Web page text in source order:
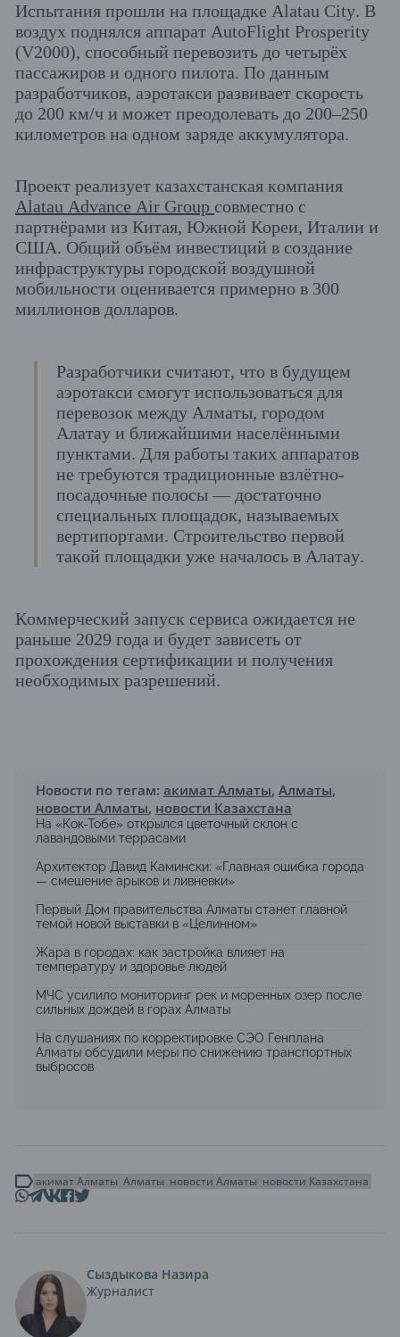
Испытания прошли на площадке Alatau City. В
воздух поднялся аппарат AutoFlight Prosperity
(V2000), способный перевозить до четырёх
пассажиров и одного пилота. По данным
разработчиков, аэротакси развивает скорость
до 200 км/ч и может преодолевать до 200–250
километров на одном заряде аккумулятора.
Проект реализует казахстанская компания
Alatau Advance Air Group совместно с
партнёрами из Китая, Южной Кореи, Италии и
США. Общий объём инвестиций в создание
инфраструктуры городской воздушной
мобильности оценивается примерно в 300
миллионов долларов.
Разработчики считают, что в будущем
аэротакси смогут использоваться для
перевозок между Алматы, городом
Алатау и ближайшими населёнными
пунктами. Для работы таких аппаратов
не требуются традиционные взлётно-
посадочные полосы — достаточно
специальных площадок, называемых
вертипортами. Строительство первой
такой площадки уже началось в Алатау.
Коммерческий запуск сервиса ожидается не
раньше 2029 года и будет зависеть от
прохождения сертификации и получения
необходимых разрешений.
Новости по тегам: акимат Алматы, Алматы,
новости Алматы, новости Казахстана
На «Кок-Тобе» открылся цветочный склон с
лавандовыми террасами
Архитектор Давид Камински: «Главная ошибка города
— смешение арыков и ливневки»
Первый Дом правительства Алматы станет главной
темой новой выставки в «Целинном»
Жара в городах: как застройка влияет на
температуру и здоровье людей
МЧС усилило мониторинг рек и моренных озер после
сильных дождей в горах Алматы
На слушаниях по корректировке СЭО Генплана
Алматы обсудили меры по снижению транспортных
выбросов
акимат Алматы Алматы новости Алматы новости Казахстана
Сыздыкова Назира
Журналист